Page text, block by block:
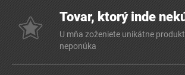
Tovar, ktorý inde
U mňa zoženiete unikátne
neponúka